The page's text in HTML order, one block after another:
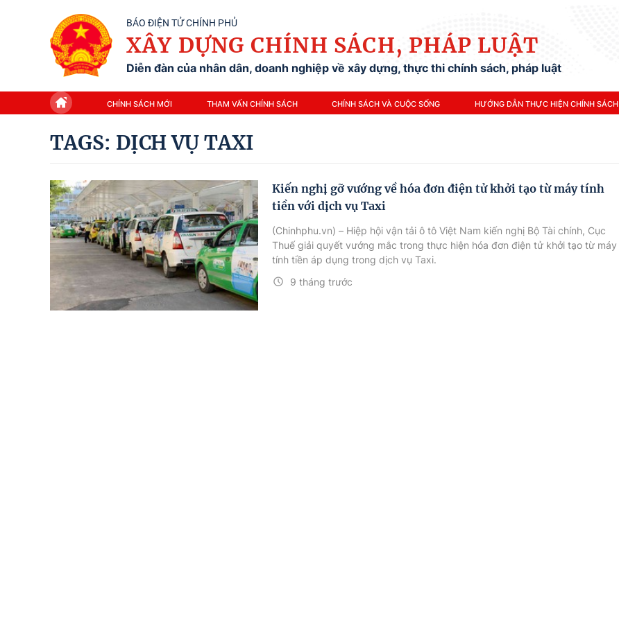
BÁO ĐIỆN TỬ CHÍNH PHỦ
XÂY DỰNG CHÍNH SÁCH, PHÁP LUẬT
Diễn đàn của nhân dân, doanh nghiệp về xây dựng, thực thi chính sách, pháp luật
CHÍNH SÁCH MỚI THAM VẤN CHÍNH SÁCH CHÍNH SÁCH VÀ CUỘC SỐNG HƯỚNG DẪN THỰC HIỆN CHÍNH SÁCH
TAGS: DỊCH VỤ TAXI
Kiến nghị gỡ vướng về hóa đơn điện tử khởi tạo từ máy tính
tiền với dịch vụ Taxi
9 tháng trước
(Chinhphu.vn) – Hiệp hội vận tải ô tô Việt Nam kiến nghị Bộ Tài chính, Cục
Thuế giải quyết vướng mắc trong thực hiện hóa đơn điện tử khởi tạo từ máy
tính tiền áp dụng trong dịch vụ Taxi.